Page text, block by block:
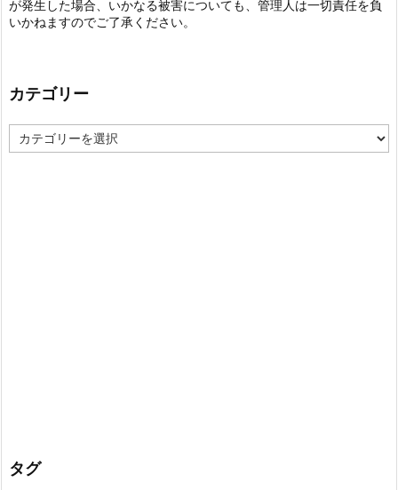
が発生した場合、いかなる被害についても、管理人は一切責任を負
いかねますのでご了承ください。
カテゴリー
テ
タグ